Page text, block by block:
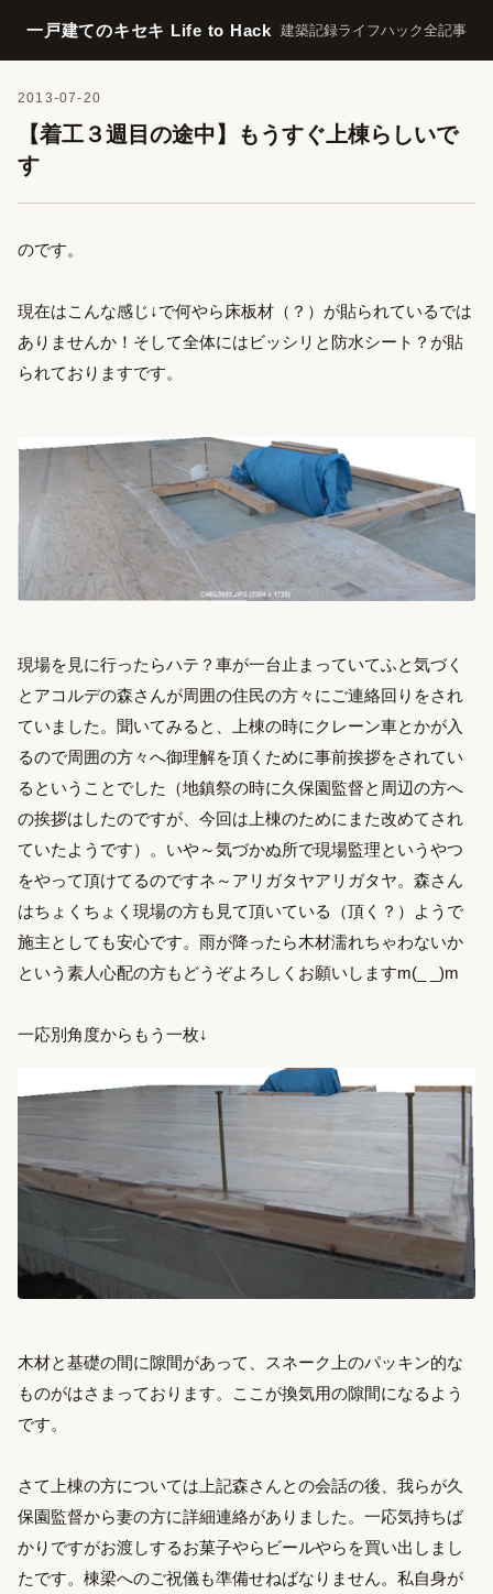
一戸建てのキセキ Life to Hack 建築記録ライフハック全記事
2013-07-20
【着工３週目の途中】もうすぐ上棟らしいで
す
のです。
現在はこんな感じ↓で何やら床板材（？）が貼られているでは
ありませんか！そして全体にはビッシリと防水シート？が貼
られておりますです。
現場を見に行ったらハテ？車が一台止まっていてふと気づく
とアコルデの森さんが周囲の住民の方々にご連絡回りをされ
ていました。聞いてみると、上棟の時にクレーン車とかが入
るので周囲の方々へ御理解を頂くために事前挨拶をされてい
るということでした（地鎮祭の時に久保園監督と周辺の方へ
の挨拶はしたのですが、今回は上棟のためにまた改めてされ
ていたようです）。いや～気づかぬ所で現場監理というやつ
をやって頂けてるのですネ～アリガタヤアリガタヤ。森さん
はちょくちょく現場の方も見て頂いている（頂く？）ようで
施主としても安心です。雨が降ったら木材濡れちゃわないか
という素人心配の方もどうぞよろしくお願いしますm(_ _)m
一応別角度からもう一枚↓
木材と基礎の間に隙間があって、スネーク上のパッキン的な
ものがはさまっております。ここが換気用の隙間になるよう
です。
さて上棟の方については上記森さんとの会話の後、我らが久
保園監督から妻の方に詳細連絡がありました。一応気持ちば
かりですがお渡しするお菓子やらビールやらを買い出しまし
たです。棟梁へのご祝儀も準備せねばなりません。私自身が